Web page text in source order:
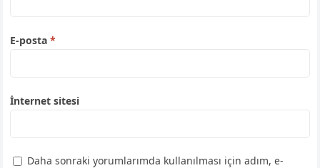
E-posta*
İnternet sitesi
Daha sonraki yorumlarımda kullanılması için adım, e-